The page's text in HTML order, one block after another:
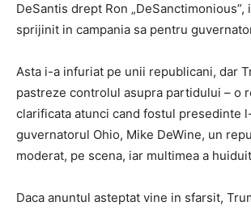
DeSantis drept Ron
sprijinit in campania sa pentru
Asta i-a infuriat pe unii republicani, dar
pastreze controlul asupra partidului – o
clarificata atunci cand fostul presedinte
guvernatorul Ohio, Mike DeWine, un
moderat, pe scena, iar multimea a
Daca anuntul asteptat vine in sfarsit,